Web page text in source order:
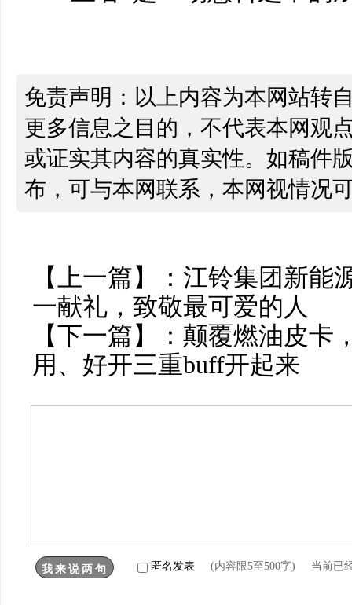
免责声明：以上内容为本网站转
更多信息之目的，不代表本网观
或证实其内容的真实性。如稿件
布，可与本网联系，本网视情况
【上一篇】： 江铃集团新能
一献礼，致敬最可爱的人
【下一篇】： 颠覆燃油皮卡
用、好开三重buff开起来
匿名发表 (内容限5至500字) 当前已